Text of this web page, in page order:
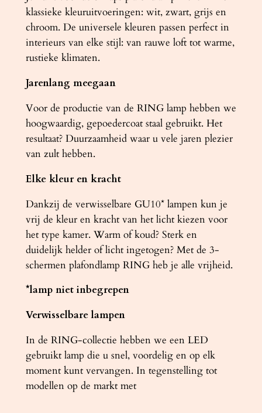
klassieke kleuruitvoeringen: wit, zwart, grijs en
chroom. De universele kleuren passen perfect in
interieurs van elke stijl: van rauwe loft tot warme,
rustieke klimaten.
Jarenlang meegaan
Voor de productie van de RING lamp hebben we
hoogwaardig, gepoedercoat staal gebruikt. Het
resultaat? Duurzaamheid waar u vele jaren plezier
van zult hebben.
Elke kleur en kracht
Dankzij de verwisselbare GU10* lampen kun je
vrij de kleur en kracht van het licht kiezen voor
het type kamer. Warm of koud? Sterk en
duidelijk helder of licht ingetogen? Met de 3-
schermen plafondlamp RING heb je alle vrijheid.
*lamp niet inbegrepen
Verwisselbare lampen
In de RING-collectie hebben we een LED
gebruikt lamp die u snel, voordelig en op elk
moment kunt vervangen. In tegenstelling tot
modellen op de markt met